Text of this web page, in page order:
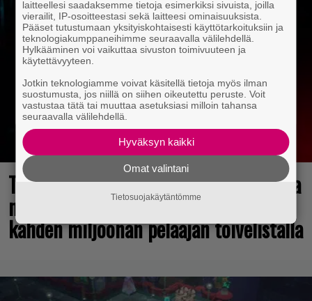
Tulevasta Resident Evil -uusioversiosta
näyttäisi tulevan menestys – jo yli
kahden miljoonan pelaajan toivelistalla
laitteellesi saadaksemme tietoja esimerkiksi sivuista, joilla
vierailit, IP-osoitteestasi sekä laitteesi ominaisuuksista.
Pääset tutustumaan yksityiskohtaisesti käyttötarkoituksiin ja
teknologiakumppaneihimme seuraavalla välilehdellä.
Hylkääminen voi vaikuttaa sivuston toimivuuteen ja
käytettävyyteen.
Jotkin teknologiamme voivat käsitellä tietoja myös ilman
suostumusta, jos niillä on siihen oikeutettu peruste. Voit
vastustaa tätä tai muuttaa asetuksiasi milloin tahansa
seuraavalla välilehdellä.
Hyväksyn kaikki
Omat valintani
Tietosuojakäytäntömme